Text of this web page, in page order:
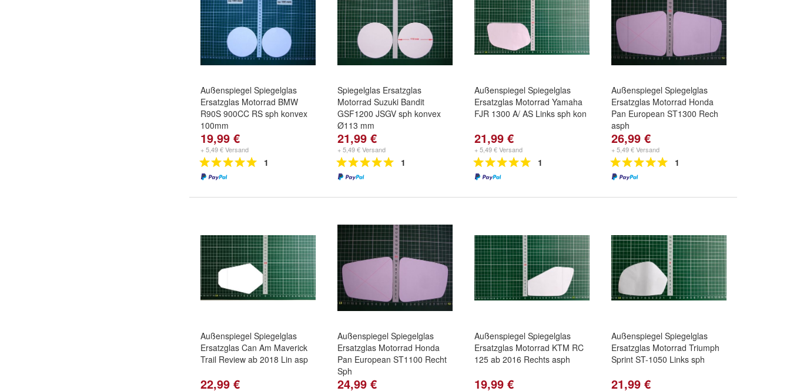
Außenspiegel Spiegelglas
Ersatzglas Motorrad BMW
R90S 900CC RS sph konvex
100mm
19,99 €
+ 5,49 € Versand
1
Spiegelglas Ersatzglas
Motorrad Suzuki Bandit
GSF1200 JSGV sph konvex
Ø113 mm
21,99 €
+ 5,49 € Versand
1
Außenspiegel Spiegelglas
Ersatzglas Motorrad Yamaha
FJR 1300 A/ AS Links sph kon
21,99 €
+ 5,49 € Versand
1
Außenspiegel Spiegelglas
Ersatzglas Motorrad Honda
Pan European ST1300 Rech
asph
26,99 €
+ 5,49 € Versand
1
Außenspiegel Spiegelglas
Ersatzglas Can Am Maverick
Trail Review ab 2018 Lin asp
22,99 €
Außenspiegel Spiegelglas
Ersatzglas Motorrad Honda
Pan European ST1100 Recht
Sph
24,99 €
Außenspiegel Spiegelglas
Ersatzglas Motorrad KTM RC
125 ab 2016 Rechts asph
19,99 €
Außenspiegel Spiegelglas
Ersatzglas Motorrad Triumph
Sprint ST-1050 Links sph
21,99 €